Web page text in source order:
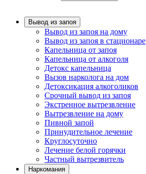
Вывод из запоя
Вывод из запоя на дому
Вывод из запоя в стационаре
Капельница от запоя
Капельница от алкоголя
Детокс капельница
Вызов нарколога на дом
Детоксикация алкоголиков
Срочный вывод из запоя
Экстренное вытрезвление
Вытрезвление на дому
Пивной запой
Принудительное лечение
Круглосуточно
Лечение белой горячки
Частный вытрезвитель
Наркомания